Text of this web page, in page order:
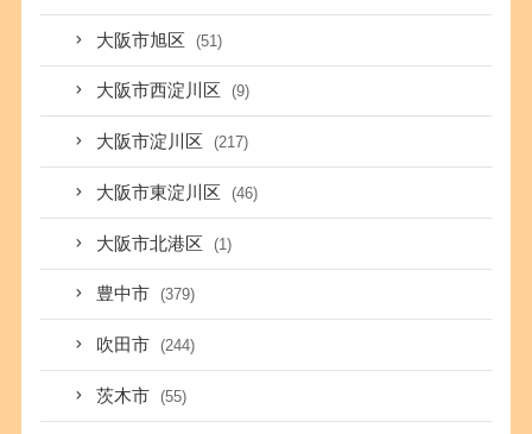
大阪市旭区 (51)
大阪市西淀川区 (9)
大阪市淀川区 (217)
大阪市東淀川区 (46)
大阪市北港区 (1)
豊中市 (379)
吹田市 (244)
茨木市 (55)